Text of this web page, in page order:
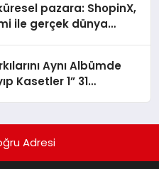
pazara: ShopinX,
ile gerçek dünya
Aynı Albümde
Kasetler 1” 31
Adresi